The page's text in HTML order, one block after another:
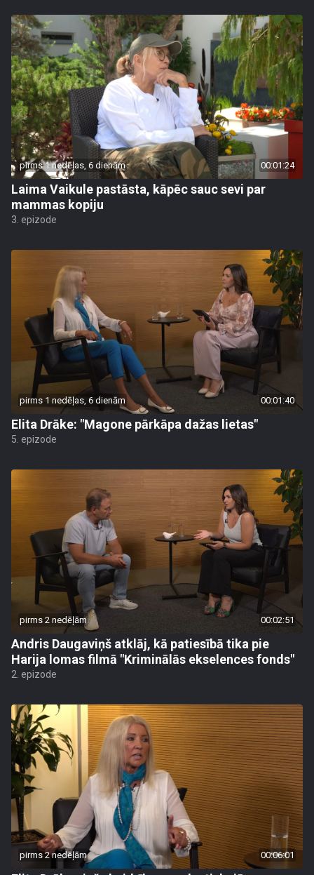
pirms 1 nedēļas, 6 dienām 00:01:24
Laima Vaikule pastāsta, kāpēc sauc sevi par
mammas kopiju
3. epizode
pirms 1 nedēļas, 6 dienām 00:01:40
Elita Drāke: "Magone pārkāpa dažas lietas"
5. epizode
pirms 2 nedēļām 00:02:51
Andris Daugaviņš atklāj, kā patiesībā tika pie
Harija lomas filmā "Kriminālās ekselences fonds"
2. epizode
pirms 2 nedēļām 00:06:01